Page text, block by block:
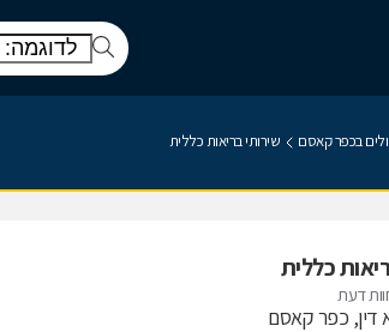
בכפר קאסם שירותי בריאות כללית
כללית
דעת
דין, כפר קאסם